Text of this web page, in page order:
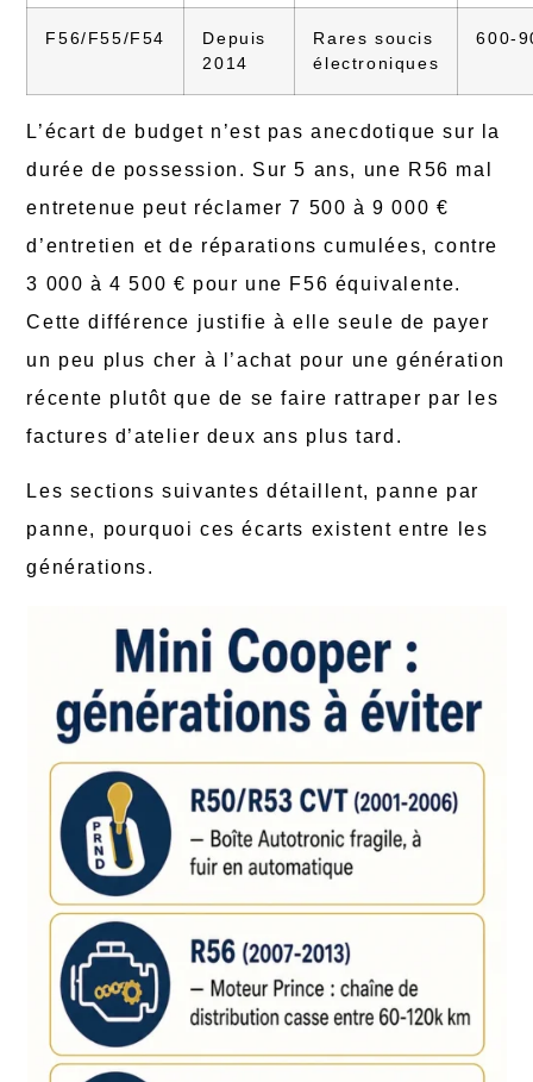
F56/F55/F54
Depuis
2014
Rares soucis
électroniques
600-
L’écart de budget n’est pas anecdotique sur la
durée de possession. Sur 5 ans, une R56 mal
entretenue peut réclamer 7 500 à 9 000 €
d’entretien et de réparations cumulées, contre
3 000 à 4 500 € pour une F56 équivalente.
Cette différence justifie à elle seule de payer
un peu plus cher à l’achat pour une génération
récente plutôt que de se faire rattraper par les
factures d’atelier deux ans plus tard.
Les sections suivantes détaillent, panne par
panne, pourquoi ces écarts existent entre les
générations.